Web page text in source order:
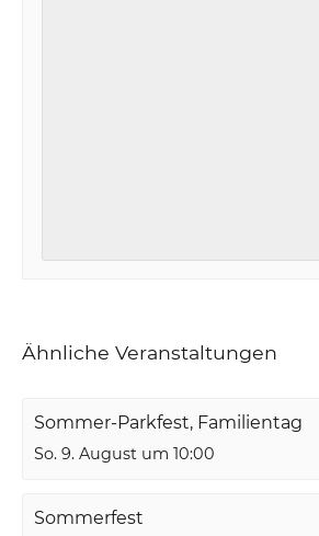
Ähnliche Veranstaltungen
Sommer-Parkfest, Familientag
So. 9. August um 10:00
Sommerfest